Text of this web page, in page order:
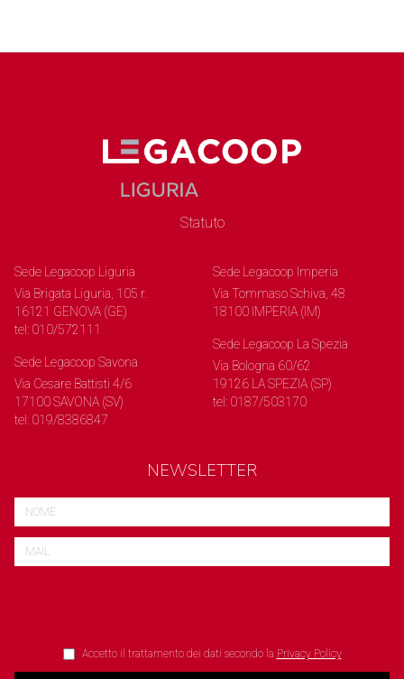
Statuto
Sede Legacoop Liguria
Via Brigata Liguria, 105 r.
16121 GENOVA (GE)
tel: 010/572111
Sede Legacoop Savona
Via Cesare Battisti 4/6
17100 SAVONA (SV)
tel: 019/8386847
Sede Legacoop Imperia
Via Tommaso Schiva, 48
18100 IMPERIA (IM)
Sede Legacoop La Spezia
Via Bologna 60/62
19126 LA SPEZIA (SP)
tel: 0187/503170
NEWSLETTER
Accetto il trattamento dei dati secondo la Privacy Policy